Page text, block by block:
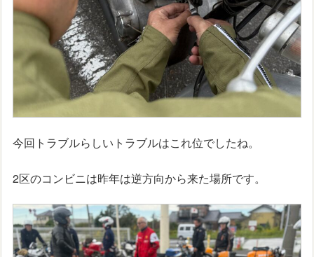
今回トラブルらしいトラブルはこれ位でしたね。
2区のコンビニは昨年は逆方向から来た場所です。